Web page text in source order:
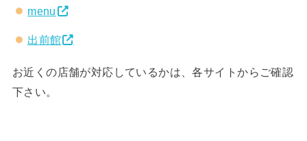
menu
出前館
お近くの店舗が対応しているかは、各サイトからご確認
下さい。